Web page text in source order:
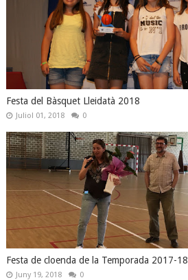
Festa del Bàsquet Lleidatà 2018
Juliol 01, 2018 0
Festa de cloenda de la Temporada 2017-18
Juny 19, 2018 0